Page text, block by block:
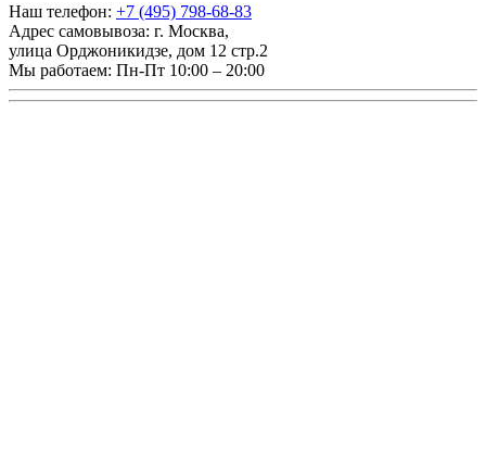
Наш телефон: +7 (495) 798-68-83
Адрес самовывоза: г. Москва,
улица Орджоникидзе, дом 12 стр.2
Мы работаем: Пн-Пт 10:00 – 20:00